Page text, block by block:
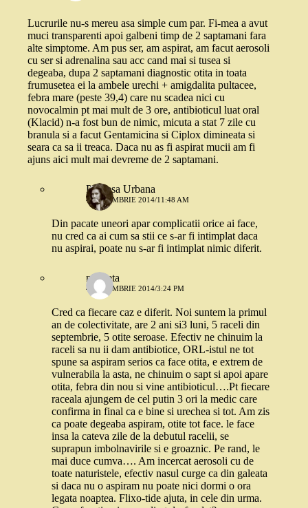
Lucrurile nu-s mereu asa simple cum par. Fi-mea a avut
muci transparenti apoi galbeni timp de 2 saptamani fara
alte simptome. Am pus ser, am aspirat, am facut aerosoli
cu ser si adrenalina sau acc cand mai si tusea si
degeaba, dupa 2 saptamani diagnostic otita in toata
frumusetea ei la ambele urechi + amigdalita pultacee,
febra mare (peste 39,4) care nu scadea nici cu
novocalmin pt mai mult de 3 ore, antibioticul luat oral
(Klacid) n-a fost bun de nimic, micuta a stat 7 zile cu
branula si a facut Gentamicina si Ciplox dimineata si
seara ca sa ii treaca. Daca nu as fi aspirat mucii am fi
ajuns aici mult mai devreme de 2 saptamani.
Printesa Urbana
4 DECEMBRIE 2014/11:48 AM
Din pacate uneori apar complicatii orice ai face,
nu cred ca ai cum sa stii ce s-ar fi intimplat daca
nu aspirai, poate nu s-ar fi intimplat nimic diferit.
nicoleta
4 DECEMBRIE 2014/3:24 PM
Cred ca fiecare caz e diferit. Noi suntem la primul
an de colectivitate, are 2 ani si3 luni, 5 raceli din
septembrie, 5 otite seroase. Efectiv ne chinuim la
raceli sa nu ii dam antibiotice, ORL-istul ne tot
spune sa aspiram serios ca face otita, e extrem de
vulnerabila la asta, ne chinuim o sapt si apoi apare
otita, febra din nou si vine antibioticul….Pt fiecare
raceala ajungem de cel putin 3 ori la medic care
confirma in final ca e bine si urechea si tot. Am zis
ca poate degeaba aspiram, otite tot face. le face
insa la cateva zile de la debutul racelii, se
suprapun imbolnavirile si e groaznic. Pe rand, le
mai duce cumva…. Am incercat aerosoli cu de
toate naturistele, efectiv nasul curge ca din galeata
si daca nu o aspiram nu poate nici dormi o ora
legata noaptea. Flixo-tide ajuta, in cele din urma.